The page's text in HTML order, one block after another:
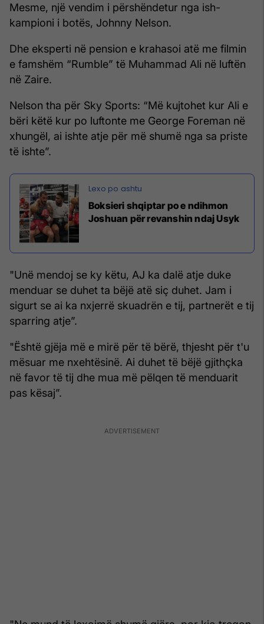
Mesme, një vendim i përshëndetur nga ish-
kampioni i botës, Johnny Nelson.
Dhe eksperti në pension e krahasoi atë me filmin
e famshëm “Rumble” të Muhammad Ali në luftën
në Zaire.
Nelson tha për Sky Sports: “Më kujtohet kur Ali e
bëri këtë kur po luftonte me George Foreman në
xhungël, ai ishte atje për më shumë nga sa priste
të ishte”.
Boksieri shqiptar po e ndihmon
Joshuan për revanshin ndaj Usyk
"Unë mendoj se ky këtu, AJ ka dalë atje duke
menduar se duhet ta bëjë atë siç duhet. Jam i
sigurt se ai ka nxjerrë skuadrën e tij, partnerët e tij
sparring atje”.
"Është gjëja më e mirë për të bërë, thjesht për t'u
mësuar me nxehtësinë. Ai duhet të bëjë gjithçka
në favor të tij dhe mua më pëlqen të menduarit
pas kësaj”.